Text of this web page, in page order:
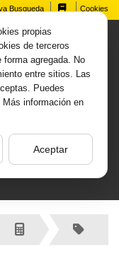
Busqueda Cookies
Sapa
27 -
propias
de terceros
agregada. No
entre sitios. Las
Puedes
información en
Aceptar